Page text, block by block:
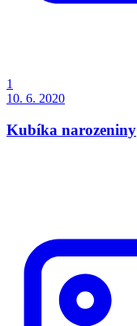
1
10. 6. 2020
Kubíka narozeniny